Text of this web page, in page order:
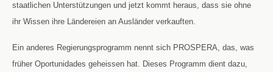
staatlichen Unterstützungen und jetzt kommt heraus, dass sie ohne
ihr Wissen ihre Ländereien an Ausländer verkauften.
Ein anderes Regierungsprogramm nennt sich PROSPERA, das, was
früher Oportunidades geheissen hat. Dieses Programm dient dazu,